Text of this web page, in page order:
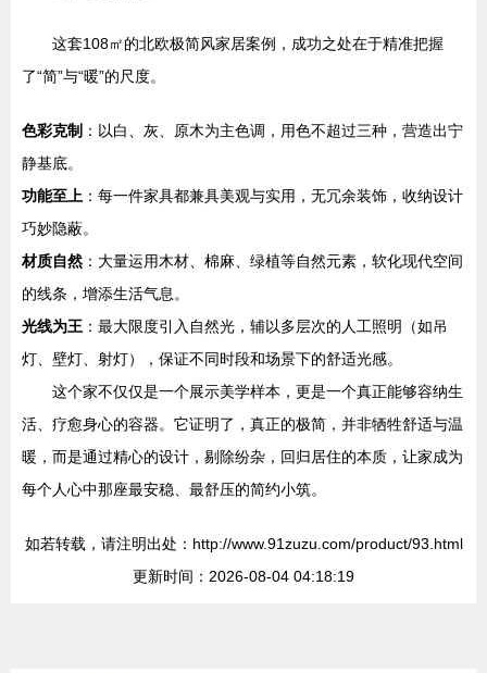
这套108㎡的北欧极简风家居案例，成功之处在于精准把握
了“简”与“暖”的尺度。
色彩克制 ：以白、灰、原木为主色调，用色不超过三种，营造出宁
静基底。
功能至上 ：每一件家具都兼具美观与实用，无冗余装饰，收纳设计
巧妙隐蔽。
材质自然 ：大量运用木材、棉麻、绿植等自然元素，软化现代空间
的线条，增添生活气息。
光线为王 ：最大限度引入自然光，辅以多层次的人工照明（如吊
灯、壁灯、射灯），保证不同时段和场景下的舒适光感。
这个家不仅仅是一个展示美学样本，更是一个真正能够容纳生
活、疗愈身心的容器。它证明了，真正的极简，并非牺牲舒适与温
暖，而是通过精心的设计，剔除纷杂，回归居住的本质，让家成为
每个人心中那座最安稳、最舒压的简约小筑。
如若转载，请注明出处：http://www.91zuzu.com/product/93.html
更新时间：2026-08-04 04:18:19